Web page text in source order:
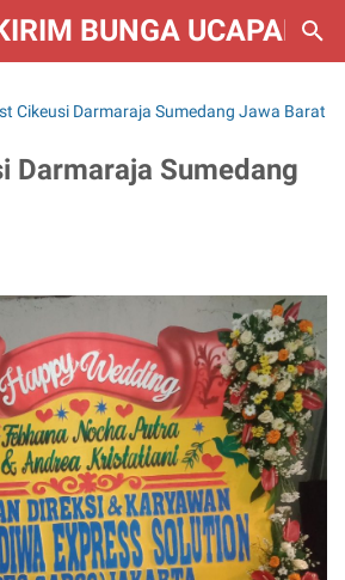
BUNGA UCAPAN
Cikeusi Darmaraja Sumedang Jawa Barat
Darmaraja Sumedang